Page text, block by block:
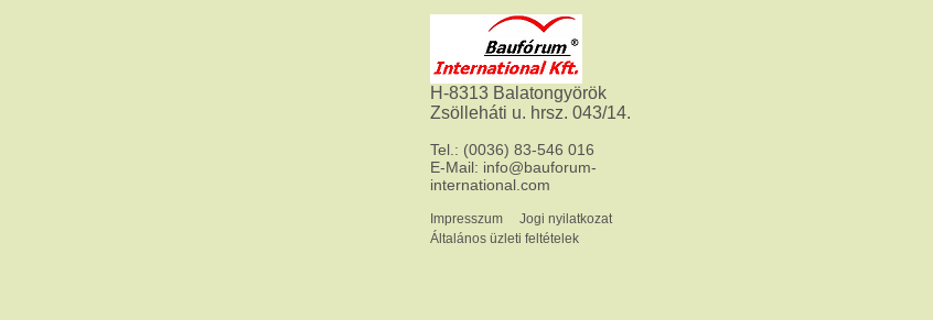
H-8313 Balatongyörök
Zsölleháti u. hrsz. 043/14.
​Tel.: ​(0036) 83-546 016
E-Mail: info@bauforum-
international.com
Impresszum
Jogi nyilatkozat
Általános üzleti feltételek